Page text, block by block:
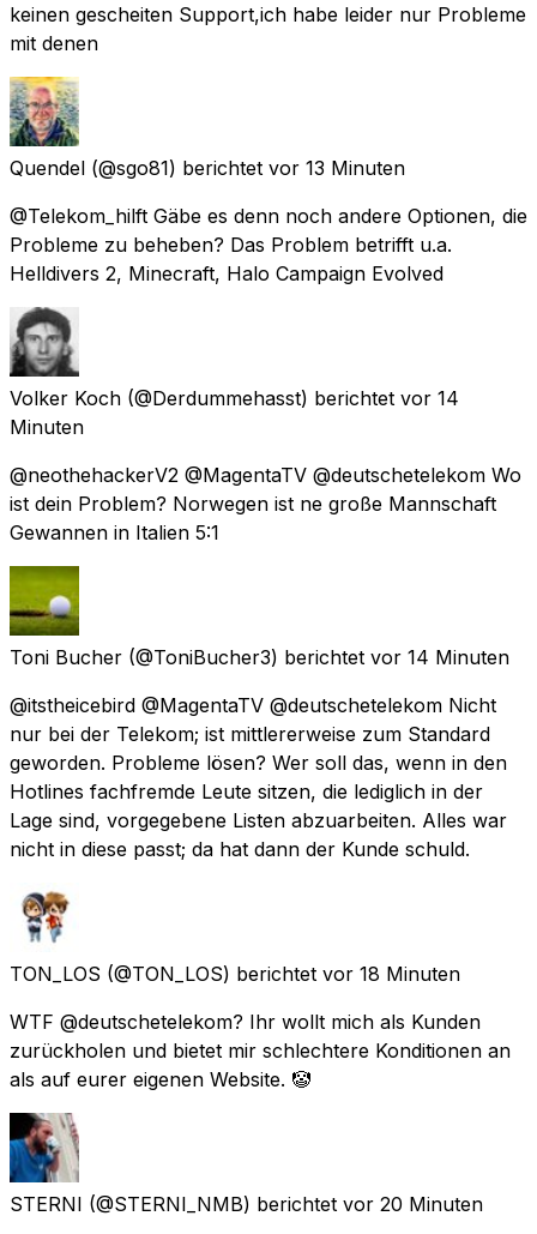
keinen gescheiten Support,ich habe leider nur Probleme
mit denen
Quendel (@sgo81) berichtet vor 13 Minuten
@Telekom_hilft Gäbe es denn noch andere Optionen, die
Probleme zu beheben? Das Problem betrifft u.a.
Helldivers 2, Minecraft, Halo Campaign Evolved
Volker Koch (@Derdummehasst) berichtet vor 14
Minuten
@neothehackerV2 @MagentaTV @deutschetelekom Wo
ist dein Problem? Norwegen ist ne große Mannschaft
Gewannen in Italien 5:1
Toni Bucher (@ToniBucher3) berichtet vor 14 Minuten
@itstheicebird @MagentaTV @deutschetelekom Nicht
nur bei der Telekom; ist mittlererweise zum Standard
geworden. Probleme lösen? Wer soll das, wenn in den
Hotlines fachfremde Leute sitzen, die lediglich in der
Lage sind, vorgegebene Listen abzuarbeiten. Alles war
nicht in diese passt; da hat dann der Kunde schuld.
TON_LOS (@TON_LOS) berichtet vor 18 Minuten
WTF @deutschetelekom? Ihr wollt mich als Kunden
zurückholen und bietet mir schlechtere Konditionen an
als auf eurer eigenen Website. 🤡
STERNI (@STERNI_NMB) berichtet vor 20 Minuten